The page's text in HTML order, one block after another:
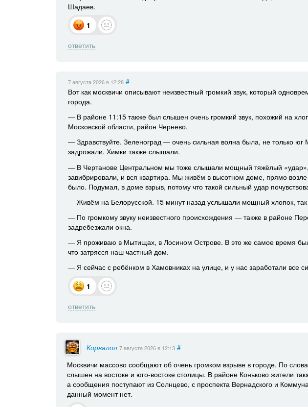
Шадаев.
1
ответить
7 августа 2026 в 12:28 #
Вот как москвичи описывают неизвестный громкий звук, который
города.
— В районе 11:15 также был слышен очень громкий звук, похожий на
Московской области, район Чернево.
— Здравствуйте. Зеленоград — очень сильная волна была, не только юг
задрожали. Химки также слышали.
— В Чертанове Центральном мы тоже слышали мощный тяжёлый «удар»,
завибрировали, и вся квартира. Мы живём в высотном доме, прямо
было. Подумал, в доме взрыв, потому что такой сильный удар
— Живём на Белорусской. 15 минут назад услышали мощный хлопок, так
— По громкому звуку неизвестного происхождения — также в районе
задребезжали окна.
— Я проживаю в Мытищах, в Лосином Острове. В это же самое время был
что затрясся наш частный дом.
— Я сейчас с ребёнком в Хамовниках на улице, и у нас заработали все
1
ответить
Корвалол 7 августа 2026 в 12:13 #
Москвичи массово сообщают об очень громком взрыве в городе. По
слышен на востоке и юго-востоке столицы. В районе Коньково жители
а сообщения поступают из Солнцево, с проспекта Вернадского и
данный момент нет.